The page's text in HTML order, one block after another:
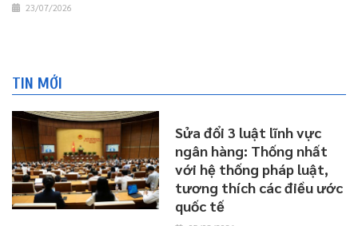
23/07/2026
TIN MỚI
Sửa đổi 3 luật lĩnh vực
ngân hàng: Thống nhất
với hệ thống pháp luật,
tương thích các điều ước
quốc tế